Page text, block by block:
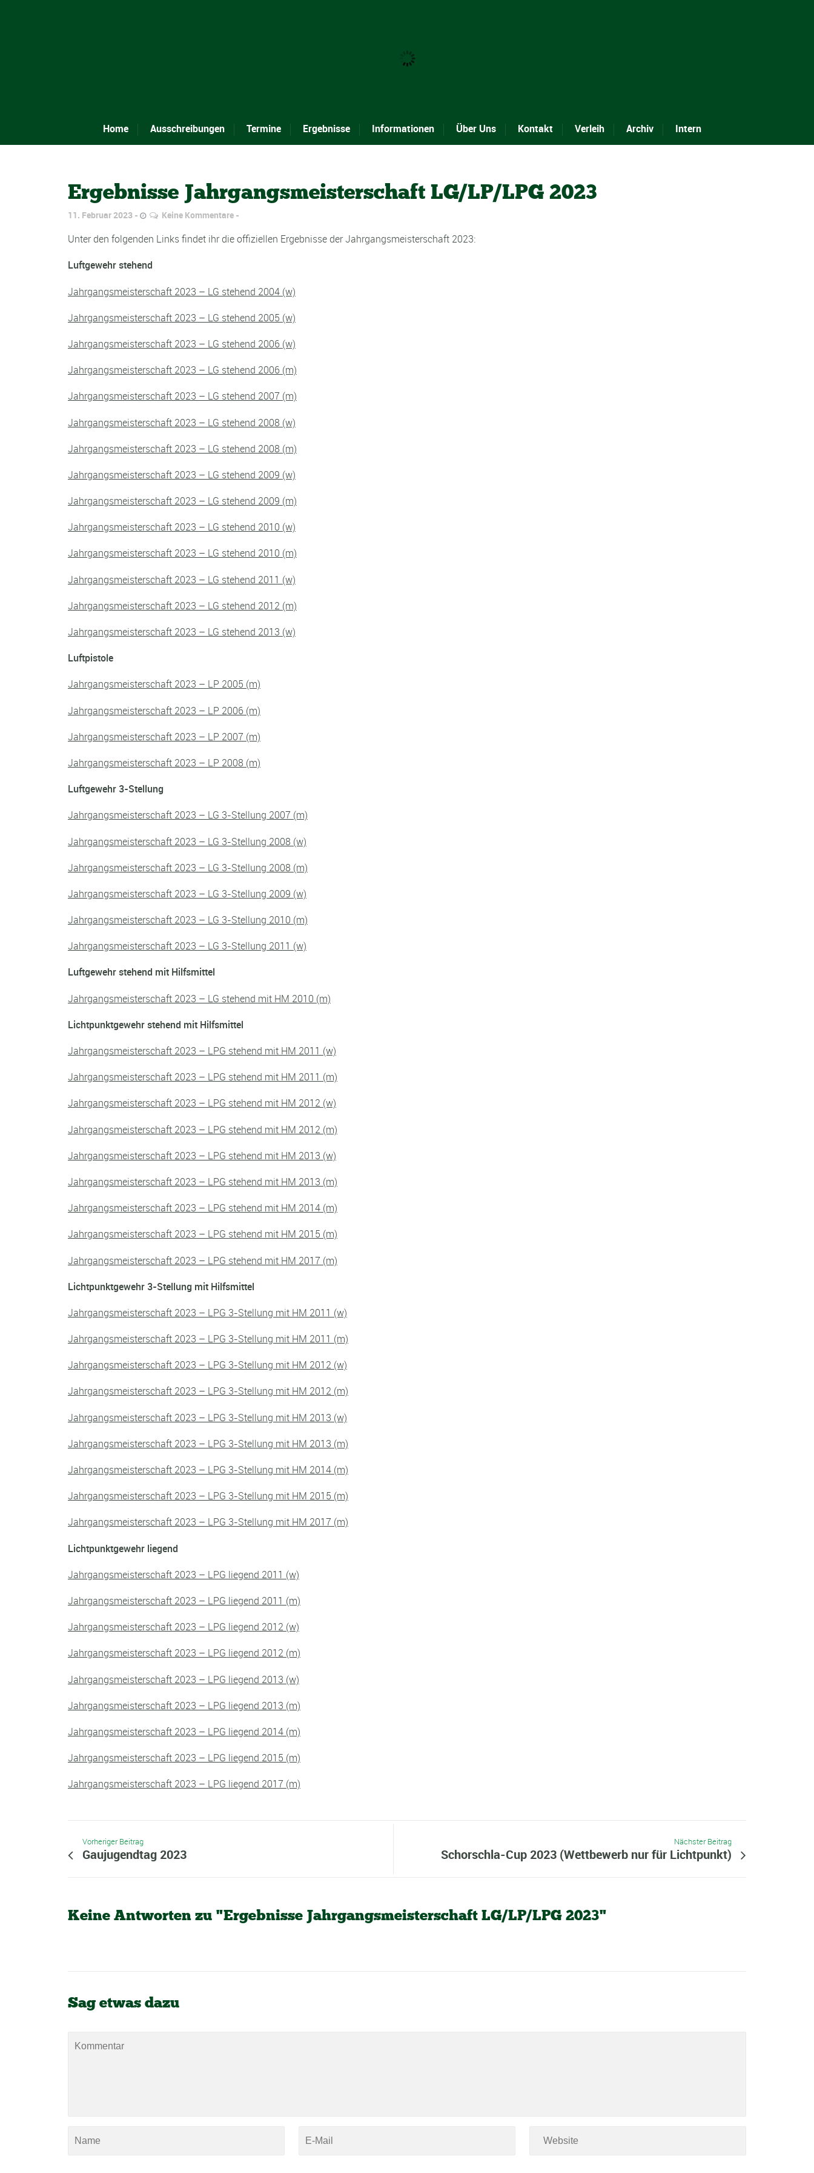
Home Ausschreibungen Termine Ergebnisse Informationen Über Uns Kontakt Verleih Archiv Intern
Ergebnisse Jahrgangsmeisterschaft LG/LP/LPG 2023
11. Februar 2023 Keine Kommentare
Unter den folgenden Links findet ihr die offiziellen Ergebnisse der Jahrgangsmeisterschaft 2023:
Luftgewehr stehend
Jahrgangsmeisterschaft 2023 – LG stehend 2004 (w)
Jahrgangsmeisterschaft 2023 – LG stehend 2005 (w)
Jahrgangsmeisterschaft 2023 – LG stehend 2006 (w)
Jahrgangsmeisterschaft 2023 – LG stehend 2006 (m)
Jahrgangsmeisterschaft 2023 – LG stehend 2007 (m)
Jahrgangsmeisterschaft 2023 – LG stehend 2008 (w)
Jahrgangsmeisterschaft 2023 – LG stehend 2008 (m)
Jahrgangsmeisterschaft 2023 – LG stehend 2009 (w)
Jahrgangsmeisterschaft 2023 – LG stehend 2009 (m)
Jahrgangsmeisterschaft 2023 – LG stehend 2010 (w)
Jahrgangsmeisterschaft 2023 – LG stehend 2010 (m)
Jahrgangsmeisterschaft 2023 – LG stehend 2011 (w)
Jahrgangsmeisterschaft 2023 – LG stehend 2012 (m)
Jahrgangsmeisterschaft 2023 – LG stehend 2013 (w)
Luftpistole
Jahrgangsmeisterschaft 2023 – LP 2005 (m)
Jahrgangsmeisterschaft 2023 – LP 2006 (m)
Jahrgangsmeisterschaft 2023 – LP 2007 (m)
Jahrgangsmeisterschaft 2023 – LP 2008 (m)
Luftgewehr 3-Stellung
Jahrgangsmeisterschaft 2023 – LG 3-Stellung 2007 (m)
Jahrgangsmeisterschaft 2023 – LG 3-Stellung 2008 (w)
Jahrgangsmeisterschaft 2023 – LG 3-Stellung 2008 (m)
Jahrgangsmeisterschaft 2023 – LG 3-Stellung 2009 (w)
Jahrgangsmeisterschaft 2023 – LG 3-Stellung 2010 (m)
Jahrgangsmeisterschaft 2023 – LG 3-Stellung 2011 (w)
Luftgewehr stehend mit Hilfsmittel
Jahrgangsmeisterschaft 2023 – LG stehend mit HM 2010 (m)
Lichtpunktgewehr stehend mit Hilfsmittel
Jahrgangsmeisterschaft 2023 – LPG stehend mit HM 2011 (w)
Jahrgangsmeisterschaft 2023 – LPG stehend mit HM 2011 (m)
Jahrgangsmeisterschaft 2023 – LPG stehend mit HM 2012 (w)
Jahrgangsmeisterschaft 2023 – LPG stehend mit HM 2012 (m)
Jahrgangsmeisterschaft 2023 – LPG stehend mit HM 2013 (w)
Jahrgangsmeisterschaft 2023 – LPG stehend mit HM 2013 (m)
Jahrgangsmeisterschaft 2023 – LPG stehend mit HM 2014 (m)
Jahrgangsmeisterschaft 2023 – LPG stehend mit HM 2015 (m)
Jahrgangsmeisterschaft 2023 – LPG stehend mit HM 2017 (m)
Lichtpunktgewehr 3-Stellung mit Hilfsmittel
Jahrgangsmeisterschaft 2023 – LPG 3-Stellung mit HM 2011 (w)
Jahrgangsmeisterschaft 2023 – LPG 3-Stellung mit HM 2011 (m)
Jahrgangsmeisterschaft 2023 – LPG 3-Stellung mit HM 2012 (w)
Jahrgangsmeisterschaft 2023 – LPG 3-Stellung mit HM 2012 (m)
Jahrgangsmeisterschaft 2023 – LPG 3-Stellung mit HM 2013 (w)
Jahrgangsmeisterschaft 2023 – LPG 3-Stellung mit HM 2013 (m)
Jahrgangsmeisterschaft 2023 – LPG 3-Stellung mit HM 2014 (m)
Jahrgangsmeisterschaft 2023 – LPG 3-Stellung mit HM 2015 (m)
Jahrgangsmeisterschaft 2023 – LPG 3-Stellung mit HM 2017 (m)
Lichtpunktgewehr liegend
Jahrgangsmeisterschaft 2023 – LPG liegend 2011 (w)
Jahrgangsmeisterschaft 2023 – LPG liegend 2011 (m)
Jahrgangsmeisterschaft 2023 – LPG liegend 2012 (w)
Jahrgangsmeisterschaft 2023 – LPG liegend 2012 (m)
Jahrgangsmeisterschaft 2023 – LPG liegend 2013 (w)
Jahrgangsmeisterschaft 2023 – LPG liegend 2013 (m)
Jahrgangsmeisterschaft 2023 – LPG liegend 2014 (m)
Jahrgangsmeisterschaft 2023 – LPG liegend 2015 (m)
Jahrgangsmeisterschaft 2023 – LPG liegend 2017 (m)
Vorheriger Beitrag
Gaujugendtag 2023
Nächster Beitrag
Schorschla-Cup 2023 (Wettbewerb nur für Lichtpunkt)
Keine Antworten zu "Ergebnisse Jahrgangsmeisterschaft LG/LP/LPG 2023"
Sag etwas dazu